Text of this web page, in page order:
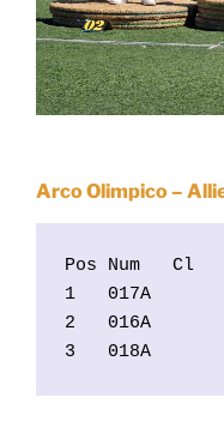
Arco Olimpico –
Pos Num
1   017A
2   016A
3   018A